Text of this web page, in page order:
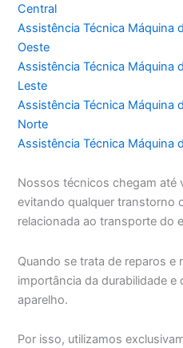
Central
Assistência Técnica Máquina
Oeste
Assistência Técnica Máquina
Leste
Assistência Técnica Máquina
Norte
Assistência Técnica Máquina
Nossos técnicos chegam até
evitando qualquer transtorno
relacionada ao transporte do
Quando se trata de reparos e
importância da durabilidade
aparelho.
Por isso, utilizamos